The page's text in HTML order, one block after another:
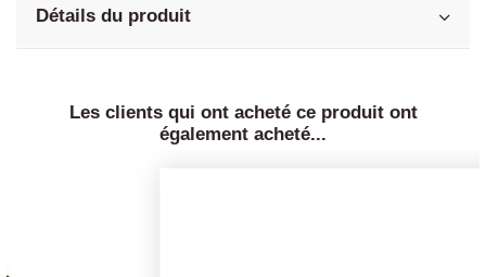
Détails du produit
Les clients qui ont acheté ce produit ont
également acheté...